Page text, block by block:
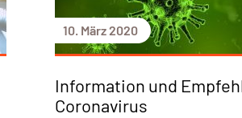
10. März 2020
Information und
Coronavirus